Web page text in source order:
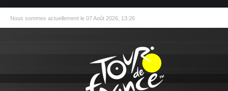
Nous sommes actuellement le 07 Août 2026, 13:26